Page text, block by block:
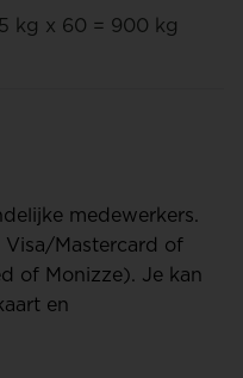
kg x 60 = 900 kg
medewerkers.
Visa/Mastercard of
of Monizze). Je kan
en